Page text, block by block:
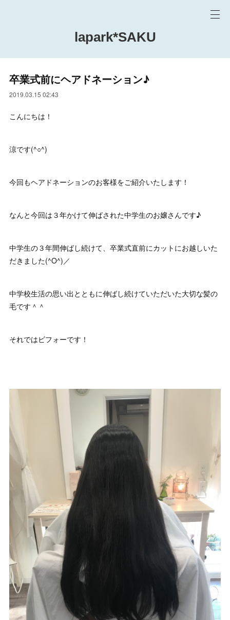
lapark*SAKU
卒業式前にヘアドネーション♪
2019.03.15 02:43
こんにちは！
涼です(^○^)
今回もヘアドネーションのお客様をご紹介いたします！
なんと今回は３年かけて伸ばされた中学生のお嬢さんです♪
中学生の３年間伸ばし続けて、卒業式直前にカットにお越しいた
だきました(^O^)／
中学校生活の思い出とともに伸ばし続けていただいた大切な髪の
毛です＾＾
それではビフォーです！